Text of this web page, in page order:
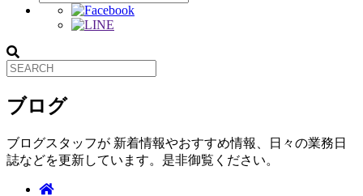
ブログ
ブログスタッフが 新着情報やおすすめ情報、日々の業務日
誌などを更新しています。是非御覧ください。